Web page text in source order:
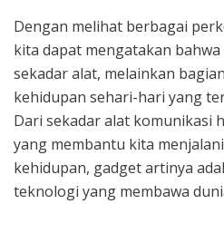
Dengan melihat berbagai
kita dapat mengatakan
sekadar alat, melainkan
kehidupan sehari-hari yang
Dari sekadar alat komunikasi
yang membantu kita
kehidupan, gadget artinya
teknologi yang membawa